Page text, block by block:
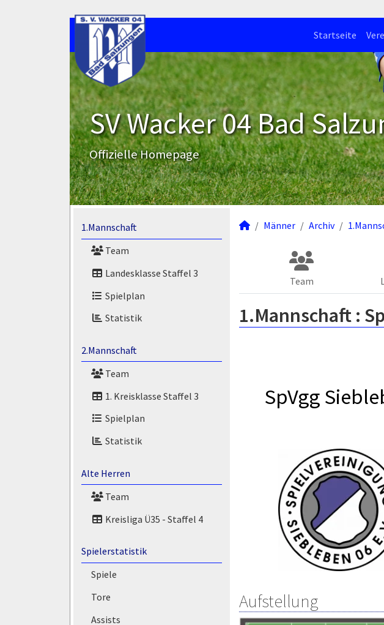
Startseite
SV Wacker 04 Bad
Offizielle Homepage
1.Mannschaft
Team
Landesklasse Staffel 3
Spielplan
Statistik
2.Mannschaft
Team
1. Kreisklasse Staffel 3
Spielplan
Statistik
Alte Herren
Team
Kreisliga Ü35 - Staffel 4
Spielerstatistik
Spiele
Tore
Assists
Männer Archiv
Team
1.Mannschaft :
SpVgg
Aufstellung